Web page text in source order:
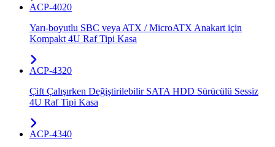
ACP-4020
Yarı-boyutlu SBC veya ATX / MicroATX Anakart için
Kompakt 4U Raf Tipi Kasa
ACP-4320
Çift Çalışırken Değiştirilebilir SATA HDD Sürücülü Sessiz
4U Raf Tipi Kasa
ACP-4340